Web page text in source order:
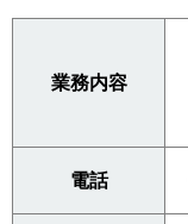
業務内容
電話